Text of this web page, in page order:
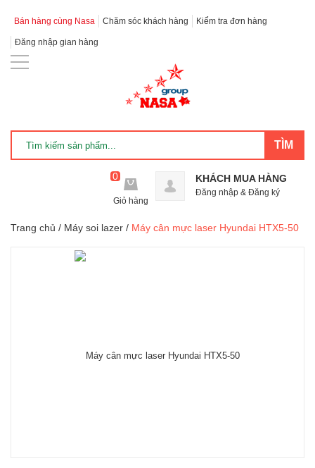
Bán hàng cùng Nasa Chăm sóc khách hàng Kiểm tra đơn hàng
Đăng nhập gian hàng
0
Giỏ hàng
KHÁCH MUA HÀNG
Đăng nhập & Đăng ký
Trang chủ / Máy soi lazer / Máy cân mực laser Hyundai HTX5-50